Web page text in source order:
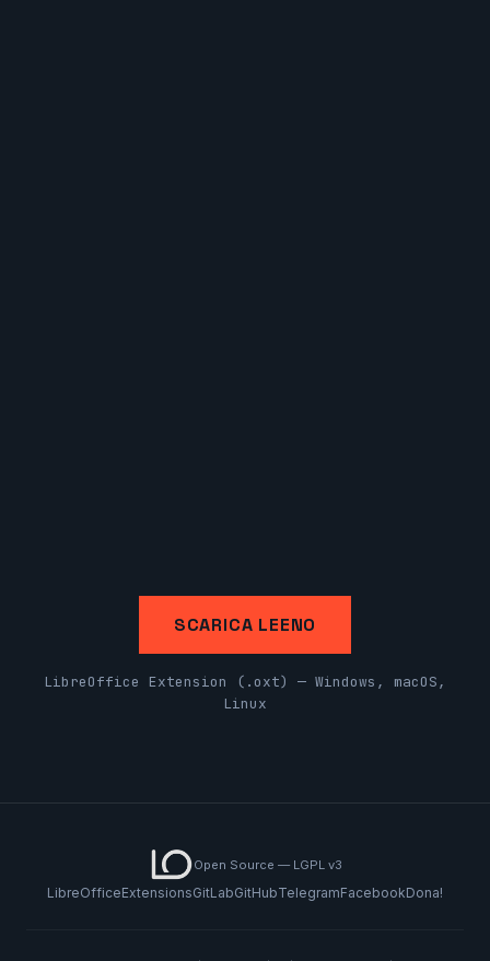
SCARICA LEENO
LibreOffice Extension (.oxt) — Windows, macOS,
Linux
Open Source — LGPL v3
LibreOfficeExtensionsGitLabGitHubTelegramFacebookDona!